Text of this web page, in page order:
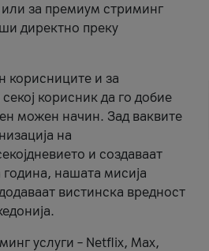
или за премиум стриминг
директно преку
корисниците и за
корисник да го добие
можен начин. Зад ваквите
на
и создаваат
нашата мисија
вистинска вредност
услуги – Netflix, Max,